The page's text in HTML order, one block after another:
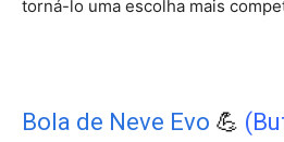
torná-lo uma escolha mais
Bola de Neve Evo 💪